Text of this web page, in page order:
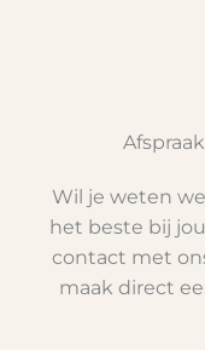
Wil je weten
het beste bij
contact met
maak direct